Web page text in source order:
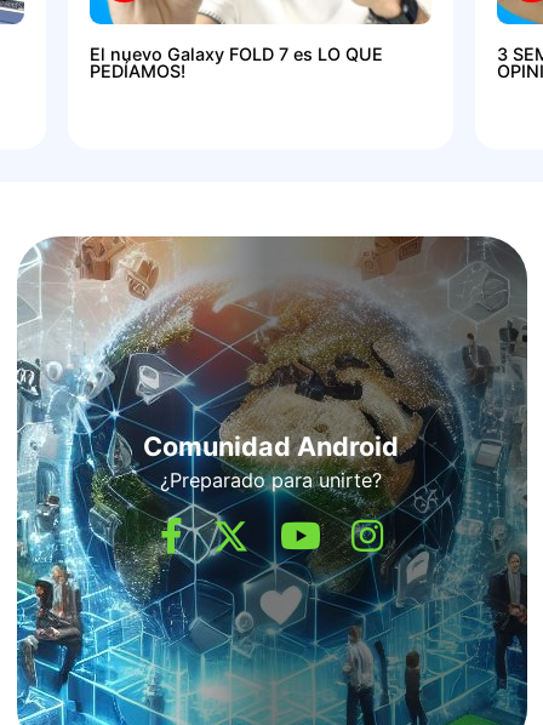
El nuevo Galaxy FOLD 7 es LO QUE
PEDÍAMOS!
3
Comunidad Android
¿Preparado para unirte?